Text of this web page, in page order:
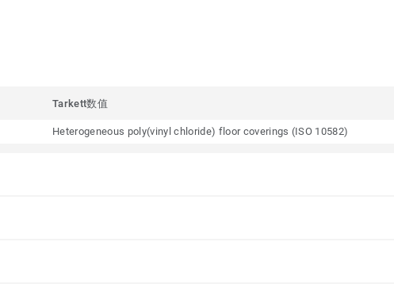
Tarkett数值
Heterogeneous poly(vinyl chloride) floor coverings (ISO 10582)